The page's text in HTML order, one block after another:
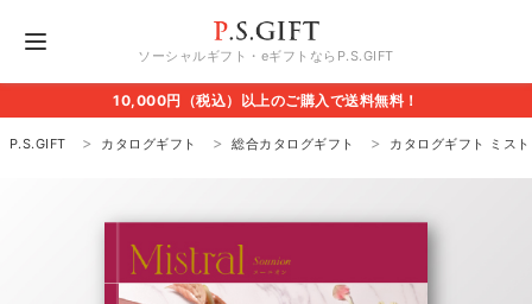
ソーシャルギフト・eギフトならP.S.GIFT
10,000円（税込）以上のご購入で送料無料！
P.S.GIFT カタログギフト 総合カタログギフト カタログギフト ミス